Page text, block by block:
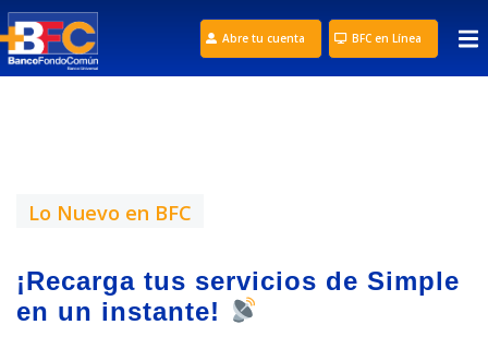
Abre tu cuenta BFC en Línea
Lo Nuevo en BFC
¡Recarga tus servicios de Simple
en un instante!